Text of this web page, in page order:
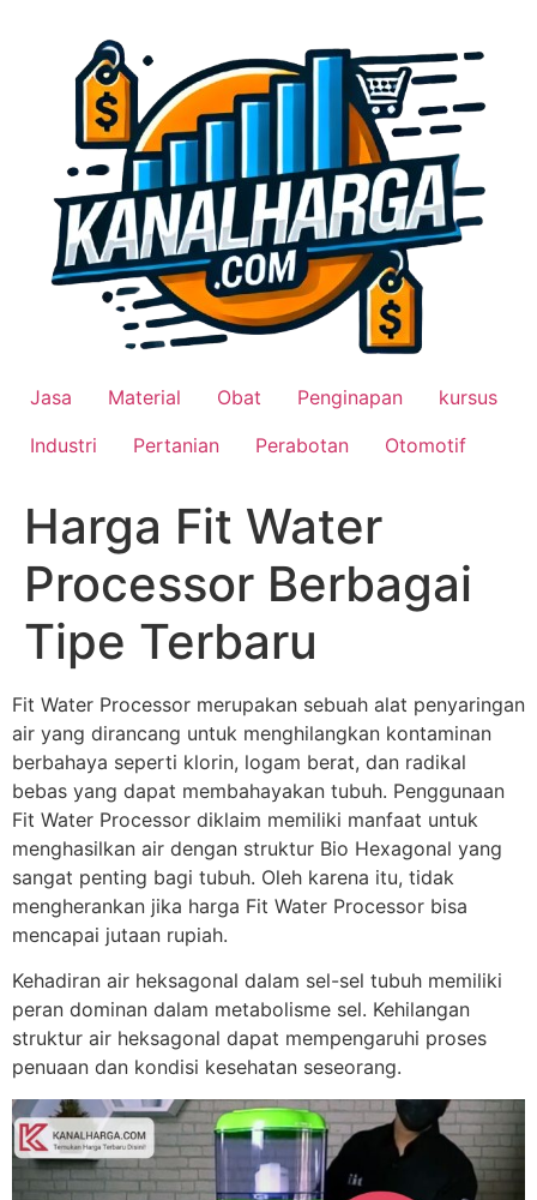
Jasa Material Obat Penginapan
kursus
Industri
Pertanian Perabotan Otomotif
Harga Fit Water
Processor Berbagai
Tipe Terbaru
Fit Water Processor merupakan sebuah alat penyaringan
air yang dirancang untuk menghilangkan kontaminan
berbahaya seperti klorin, logam berat, dan radikal
bebas yang dapat membahayakan tubuh. Penggunaan
Fit Water Processor diklaim memiliki manfaat untuk
menghasilkan air dengan struktur Bio Hexagonal yang
sangat penting bagi tubuh. Oleh karena itu, tidak
mengherankan jika harga Fit Water Processor bisa
mencapai jutaan rupiah.
Kehadiran air heksagonal dalam sel-sel tubuh memiliki
peran dominan dalam metabolisme sel. Kehilangan
struktur air heksagonal dapat mempengaruhi proses
penuaan dan kondisi kesehatan seseorang.